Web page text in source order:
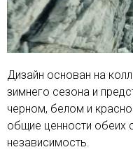
Дизайн основан на
зимнего сезона и
черном, белом и
общие ценности обеих
независимость.